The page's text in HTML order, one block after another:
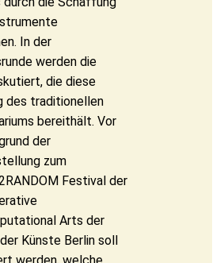
In der
werden die
die diese
des traditionellen
bereithält. Vor
der
zum
Festival der
Arts der
Künste Berlin soll